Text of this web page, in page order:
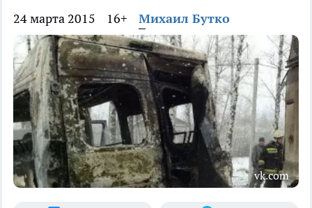
24 марта 2015 16+ Михаил Бутко
vk.com